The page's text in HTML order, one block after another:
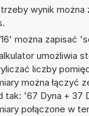
wynik
można zapisać
umożliwia
liczby
można łączyć
tak: '67 Dyna +
połączone w